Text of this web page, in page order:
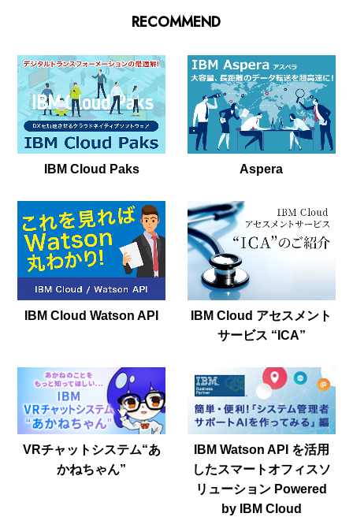
RECOMMEND
IBM Cloud Paks Aspera
IBM Cloud Watson API
IBM Cloud アセスメント
サービス “ICA”
VRチャットシステム“あ
かねちゃん”
IBM Watson API を活用
したスマートオフィスソ
リューション Powered
by IBM Cloud